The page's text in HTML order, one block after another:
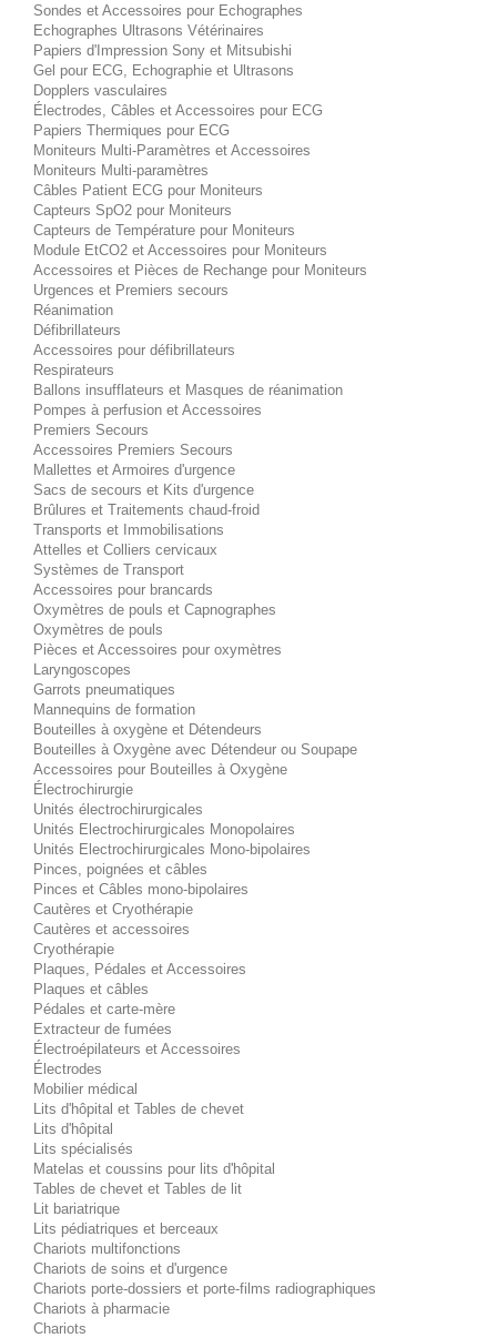
Sondes et Accessoires pour Echographes
Echographes Ultrasons Vétérinaires
Papiers d'Impression Sony et Mitsubishi
Gel pour ECG, Echographie et Ultrasons
Dopplers vasculaires
Électrodes, Câbles et Accessoires pour ECG
Papiers Thermiques pour ECG
Moniteurs Multi-Paramètres et Accessoires
Moniteurs Multi-paramètres
Câbles Patient ECG pour Moniteurs
Capteurs SpO2 pour Moniteurs
Capteurs de Température pour Moniteurs
Module EtCO2 et Accessoires pour Moniteurs
Accessoires et Pièces de Rechange pour Moniteurs
Urgences et Premiers secours
Réanimation
Défibrillateurs
Accessoires pour défibrillateurs
Respirateurs
Ballons insufflateurs et Masques de réanimation
Pompes à perfusion et Accessoires
Premiers Secours
Accessoires Premiers Secours
Mallettes et Armoires d'urgence
Sacs de secours et Kits d'urgence
Brûlures et Traitements chaud-froid
Transports et Immobilisations
Attelles et Colliers cervicaux
Systèmes de Transport
Accessoires pour brancards
Oxymètres de pouls et Capnographes
Oxymètres de pouls
Pièces et Accessoires pour oxymètres
Laryngoscopes
Garrots pneumatiques
Mannequins de formation
Bouteilles à oxygène et Détendeurs
Bouteilles à Oxygène avec Détendeur ou Soupape
Accessoires pour Bouteilles à Oxygène
Électrochirurgie
Unités électrochirurgicales
Unités Electrochirurgicales Monopolaires
Unités Electrochirurgicales Mono-bipolaires
Pinces, poignées et câbles
Pinces et Câbles mono-bipolaires
Cautères et Cryothérapie
Cautères et accessoires
Cryothérapie
Plaques, Pédales et Accessoires
Plaques et câbles
Pédales et carte-mère
Extracteur de fumées
Électroépilateurs et Accessoires
Électrodes
Mobilier médical
Lits d'hôpital et Tables de chevet
Lits d'hôpital
Lits spécialisés
Matelas et coussins pour lits d'hôpital
Tables de chevet et Tables de lit
Lit bariatrique
Lits pédiatriques et berceaux
Chariots multifonctions
Chariots de soins et d'urgence
Chariots porte-dossiers et porte-films radiographiques
Chariots à pharmacie
Chariots